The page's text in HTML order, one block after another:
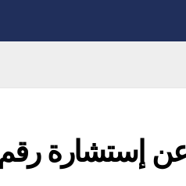
إستشارة رقم 2024/